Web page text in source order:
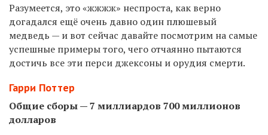
Разумеется, это «жжжж» неспроста, как верно
догадался ещё очень давно один плюшевый
медведь — и вот сейчас давайте посмотрим на самые
успешные примеры того, чего отчаянно пытаются
достичь все эти перси джексоны и орудия смерти.
Гарри Поттер
Общие сборы — 7 миллиардов 700 миллионов
долларов